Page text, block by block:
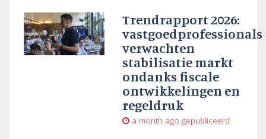
Trendrapport 2026:
vastgoedprofessionals
verwachten
stabilisatie markt
ondanks fiscale
ontwikkelingen en
regeldruk
a month ago gepubliceerd